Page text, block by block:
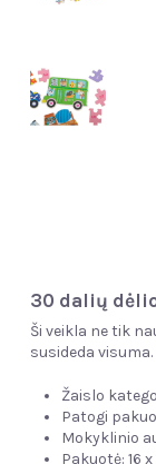
30 dalių
Ši veikla ne tik
susideda
Žaislo
Patogi
Mokyklinio
Pakuotė: 16